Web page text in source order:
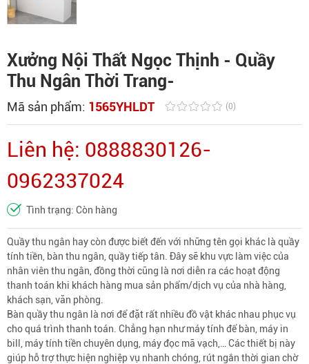
Xưởng Nội Thất Ngọc Thịnh - Quầy
Thu Ngân Thời Trang-
Mã sản phẩm: 1565YHLDT (0)
Liên hệ: 0888830126-
0962337024
Tình trạng: Còn hàng
Quầy thu ngân hay còn được biết đến với những tên gọi khác là quầy
tính tiền, bàn thu ngân, quầy tiếp tân. Đây sẽ khu vực làm việc của
nhân viên thu ngân, đồng thời cũng là nơi diễn ra các hoạt động
thanh toán khi khách hàng mua sản phẩm/dịch vụ của nhà hàng,
khách sạn, văn phòng.
Bàn quầy thu ngân là nơi để đặt rất nhiều đồ vật khác nhau phục vụ
cho quá trình thanh toán. Chẳng hạn như máy tính để bàn, máy in
bill, máy tính tiền chuyên dụng, máy đọc mã vạch,… Các thiết bị này
giúp hỗ trợ thực hiện nghiệp vụ nhanh chóng, rút ngắn thời gian chờ